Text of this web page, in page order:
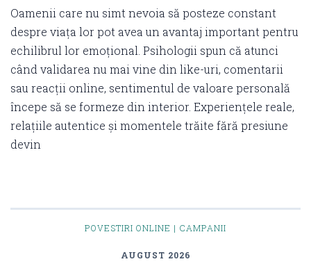
Oamenii care nu simt nevoia să posteze constant
despre viața lor pot avea un avantaj important pentru
echilibrul lor emoțional. Psihologii spun că atunci
când validarea nu mai vine din like-uri, comentarii
sau reacții online, sentimentul de valoare personală
începe să se formeze din interior. Experiențele reale,
relațiile autentice și momentele trăite fără presiune
devin
POVESTIRI ONLINE | CAMPANII
AUGUST 2026